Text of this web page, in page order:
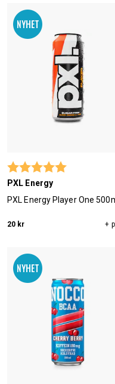
Betyg: 5.0 utav 5
PXL Energy
PXL Energy Player One
20 kr +